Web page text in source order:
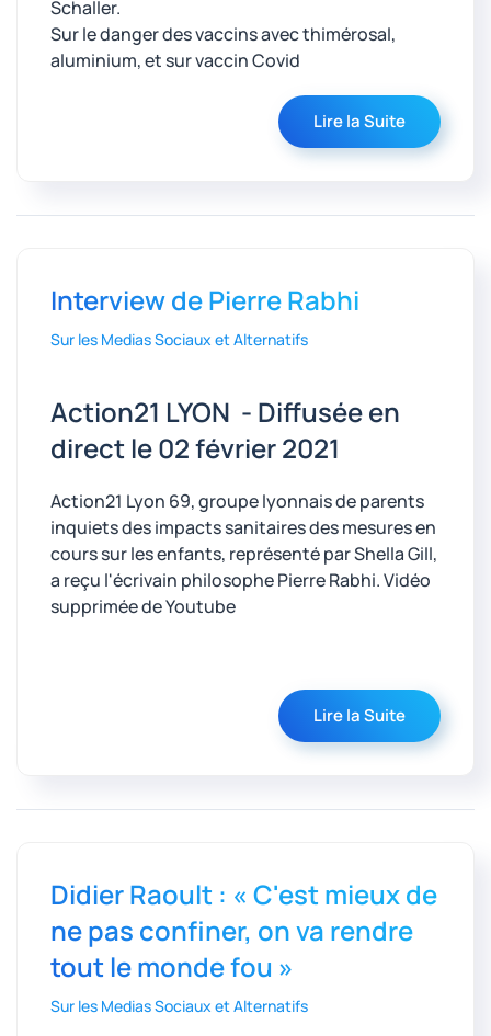
Schaller.
Sur le danger des vaccins avec thimérosal,
aluminium, et sur vaccin Covid
Lire la Suite
Interview de Pierre Rabhi
Sur les Medias Sociaux et Alternatifs
Action21 LYON - Diffusée en
direct le 02 février 2021
Action21 Lyon 69, groupe lyonnais de parents
inquiets des impacts sanitaires des mesures en
cours sur les enfants, représenté par Shella Gill,
a reçu l'écrivain philosophe Pierre Rabhi. Vidéo
supprimée de Youtube
Lire la Suite
Didier Raoult : « C'est mieux de
ne pas confiner, on va rendre
tout le monde fou »
Sur les Medias Sociaux et Alternatifs